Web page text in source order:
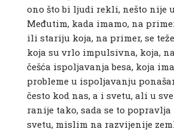
ono što bi ljudi rekli, nešto nije
Međutim, kada imamo, na
ili stariju koja, na primer, se
koja su vrlo impulsivna, koja,
češća ispoljavanja besa, koja
probleme u ispoljavanju
često kod nas, a i svetu, ali u
ranije tako, sada se to popravlja
svetu, mislim na razvijenije